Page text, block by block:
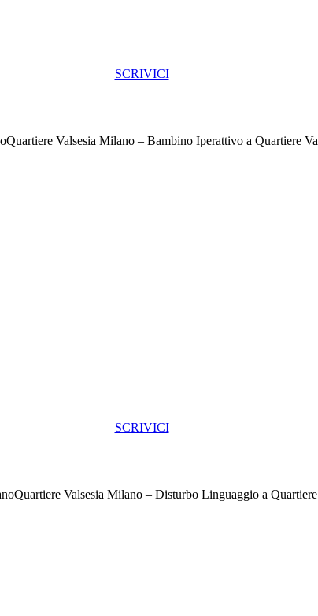
SCRIVICI
Quartiere Valsesia Milano – Bambino Iperattivo a Quartiere
SCRIVICI
Quartiere Valsesia Milano – Disturbo Linguaggio a